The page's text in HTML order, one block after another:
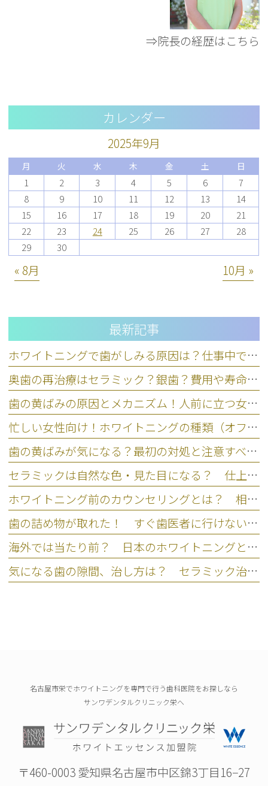
⇒院長の経歴はこちら
カレンダー
2025年9月
月 火 水 木 金 土 日
1 2 3 4 5 6
7
8
9 10 11 12 13
14
15
16 17 18 19 20
21
22
23 24 25 26 27
28
29
30
« 8月 10月 »
最新記事
ホワイトニングで歯がしみる原因は？仕事中できる応急処置と対策
奥歯の再治療はセラミック？銀歯？費用や寿命など5基準で比較
歯の黄ばみの原因とメカニズム！人前に立つ女性のための正しいケア
忙しい女性向け！ホワイトニングの種類（オフィス・ホーム）の違い
歯の黄ばみが気になる？最初の対処と注意すべきNG行動を歯科医師が解説
セラミックは自然な色・見た目になる？ 仕上がりの違いを左右するポイント
ホワイトニング前のカウンセリングとは？ 相談なしの注意点とリスク
歯の詰め物が取れた！ すぐ歯医者に行けない場合の応急処置と放置リスク
海外では当たり前？ 日本のホワイトニングとの違いを比較
気になる歯の隙間、治し方は？ セラミック治療という選択肢
名古屋市栄でホワイトニングを専門で行う歯科医院をお探しなら
サンワデンタルクリニック栄へ
〒460-0003 愛知県名古屋市中区錦3丁目16−27